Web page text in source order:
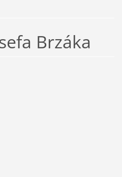
Brzáka